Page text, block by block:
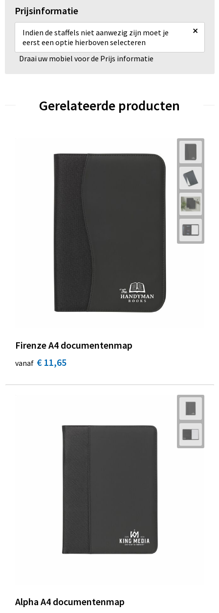
Prijsinformatie
Indien de staffels niet aanwezig zijn moet je
eerst een optie hierboven selecteren
×
Draai uw mobiel voor de Prijs informatie
Gerelateerde producten
Firenze A4 documentenmap
vanaf € 11,65
Alpha A4 documentenmap